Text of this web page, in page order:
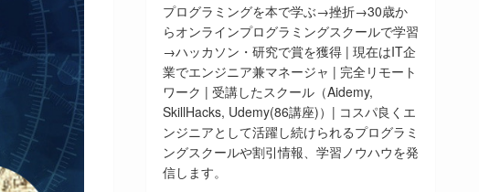
プログラミングを本で学ぶ→挫折→30歳か
らオンラインプログラミングスクールで学習
→ハッカソン・研究で賞を獲得 | 現在はIT企
業でエンジニア兼マネージャ | 完全リモート
ワーク | 受講したスクール（Aidemy,
SkillHacks, Udemy(86講座)）| コスパ良くエ
ンジニアとして活躍し続けられるプログラミ
ングスクールや割引情報、学習ノウハウを発
信します。